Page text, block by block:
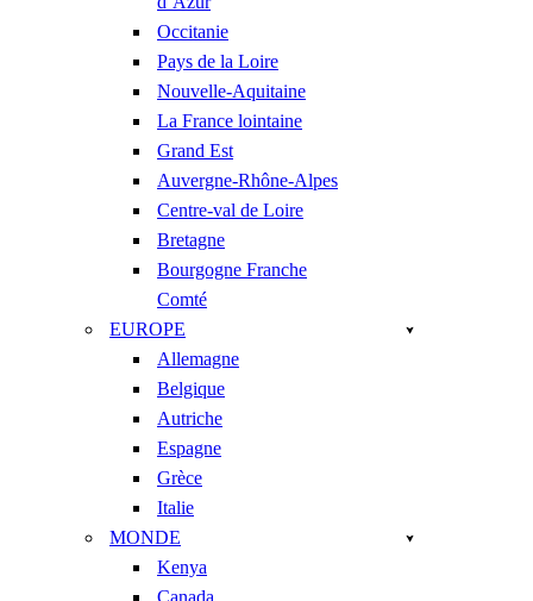
Occitanie
Pays de la Loire
Nouvelle-Aquitaine
La France lointaine
Grand Est
Auvergne-Rhône-Alpes
Centre-val de Loire
Bretagne
Bourgogne Franche
Comté
EUROPE
Allemagne
Belgique
Autriche
Espagne
Grèce
Italie
MONDE
Kenya
Canada